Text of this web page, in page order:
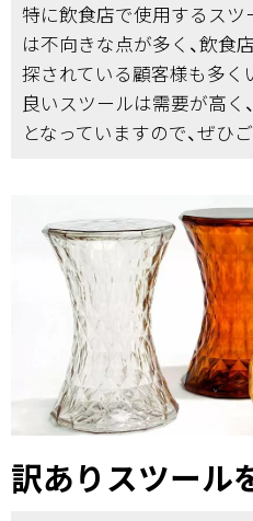
特に飲食店で使用するス
は不向きな点が多く、飲食
探されている顧客様も多く
良いスツールは需要が高く
となっていますので、ぜひ
訳ありスツール